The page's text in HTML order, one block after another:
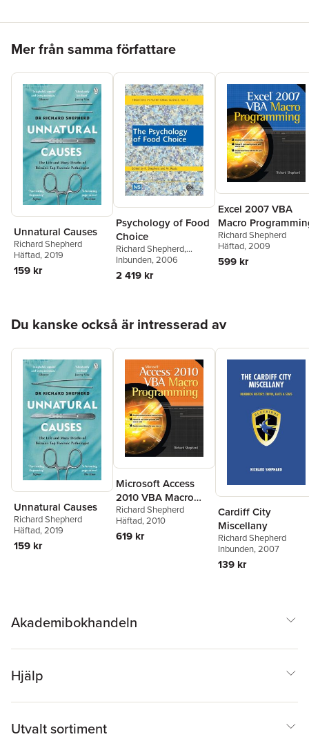
Mer från samma författare
Unnatural Causes
Richard Shepherd
Häftad, 2019
159 kr
Psychology of Food
Choice
Richard Shepherd,
Monique Raats,
Shepherd,
Raats
Inbunden, 2006
2 419 kr
Excel 2007 VBA
Macro
Richard Shepherd
Häftad, 2009
599 kr
Du kanske också är intresserad av
Unnatural Causes
Richard Shepherd
Häftad, 2019
159 kr
Microsoft Access
2010 VBA Macro
Programming
Richard Shepherd
Häftad, 2010
619 kr
Cardiff City
Miscellany
Richard Shepherd
Inbunden, 2007
139 kr
Akademibokhandeln
Hjälp
Utvalt sortiment